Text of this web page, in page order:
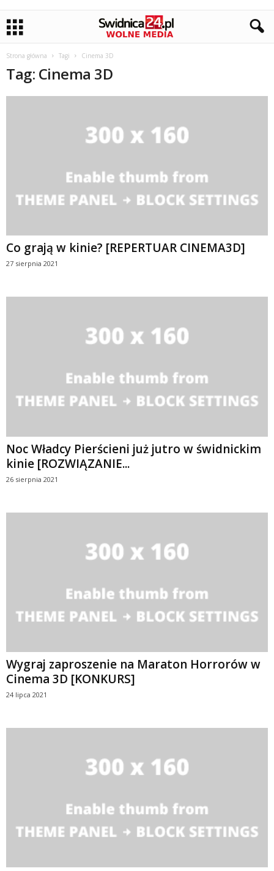
Strona główna Tagi Cinema 3D
Tag: Cinema 3D
Co grają w kinie? [REPERTUAR CINEMA3D]
27 sierpnia 2021
Noc Władcy Pierścieni już jutro w świdnickim
kinie [ROZWIĄZANIE...
26 sierpnia 2021
Wygraj zaproszenie na Maraton Horrorów w
Cinema 3D [KONKURS]
24 lipca 2021